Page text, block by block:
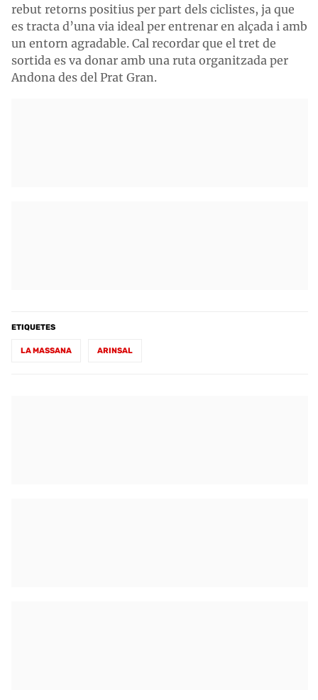
rebut retorns positius per part dels ciclistes, ja que
es tracta d’una via ideal per entrenar en alçada i amb
un entorn agradable. Cal recordar que el tret de
sortida es va donar amb una ruta organitzada per
Andona des del Prat Gran.
ETIQUETES
LA MASSANA ARINSAL